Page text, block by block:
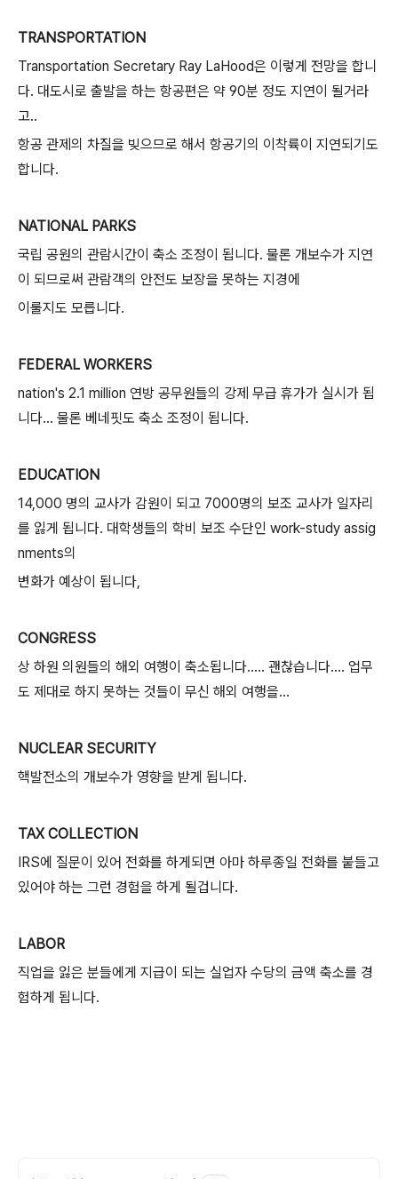
TRANSPORTATION
Transportation Secretary Ray LaHood은 이렇게 전망을 합니
다. 대도시로 출발을 하는 항공편은 약 90분 정도 지연이 될거라
고..
항공 관제의 차질을 빚으므로 해서 항공기의 이착륙이 지연되기도
합니다.
NATIONAL PARKS
국립 공원의 관람시간이 축소 조정이 됩니다. 물론 개보수가 지연
이 되므로써 관람객의 안전도 보장을 못하는 지경에
이룰지도 모릅니다.
FEDERAL WORKERS
nation's 2.1 million 연방 공무원들의 강제 무급 휴가가 실시가 됩
니다... 물론 베네핏도 축소 조정이 됩니다.
EDUCATION
14,000 명의 교사가 감원이 되고 7000명의 보조 교사가 일자리
를 잃게 됩니다. 대학생들의 학비 보조 수단인 work-study assig
nments의
변화가 예상이 됩니다,
CONGRESS
상 하원 의원들의 해외 여행이 축소됩니다..... 괜찮습니다.... 업무
도 제대로 하지 못하는 것들이 무신 해외 여행을...
NUCLEAR SECURITY
핵발전소의 개보수가 영향을 받게 됩니다.
TAX COLLECTION
IRS에 질문이 있어 전화를 하게되면 아마 하루종일 전화를 붙들고
있어야 하는 그런 경험을 하게 될겁니다.
LABOR
직업을 잃은 분들에게 지급이 되는 실업자 수당의 금액 축소를 경
험하게 됩니다.